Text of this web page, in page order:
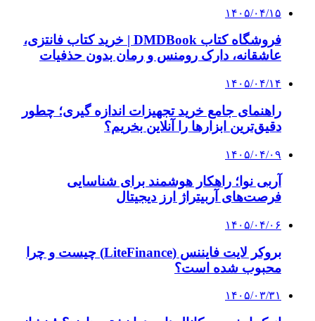
پیشنهاد سردبیر
۱۴۰۲/۱۱/۱۴
نگاهی به سیاست‌های پولی و اعتباری برای رشد
۱۴۰۲/۱۰/۲۳
حضور مستقل شرکت‌های دانش‌بنیان در نمایشگاه
۱۴۰۲/۱۰/۱۸
تسهیلات پرداختی صندوق نوآوری به دانش‌بنیان‌ها از
۱۴۰۲/۱۰/۱۶
کاهش ۶۰ درصدی تلفات ترافیکی با سامانه
۱۴۰۲/۱۰/۱۶